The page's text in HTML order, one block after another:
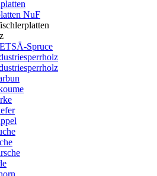
NuF
Spruce